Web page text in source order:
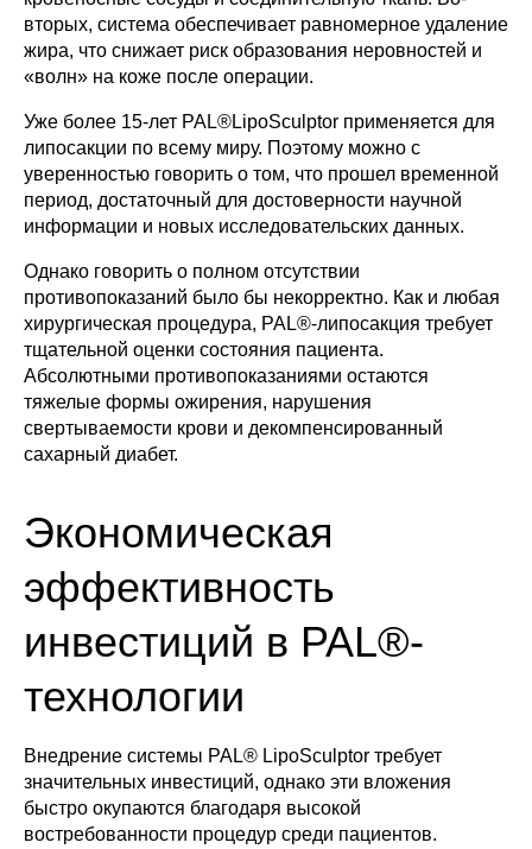
вторых, система обеспечивает равномерное удаление
жира, что снижает риск образования неровностей и
«волн» на коже после операции.
Уже более 15-лет PAL®LipoSculptor применяется для
липосакции по всему миру. Поэтому можно с
уверенностью говорить о том, что прошел временной
период, достаточный для достоверности научной
информации и новых исследовательских данных.
Однако говорить о полном отсутствии
противопоказаний было бы некорректно. Как и любая
хирургическая процедура, PAL®-липосакция требует
тщательной оценки состояния пациента.
Абсолютными противопоказаниями остаются
тяжелые формы ожирения, нарушения
свертываемости крови и декомпенсированный
сахарный диабет.
Экономическая
эффективность
инвестиций в PAL®-
технологии
Внедрение системы PAL® LipoSculptor требует
значительных инвестиций, однако эти вложения
быстро окупаются благодаря высокой
востребованности процедур среди пациентов.